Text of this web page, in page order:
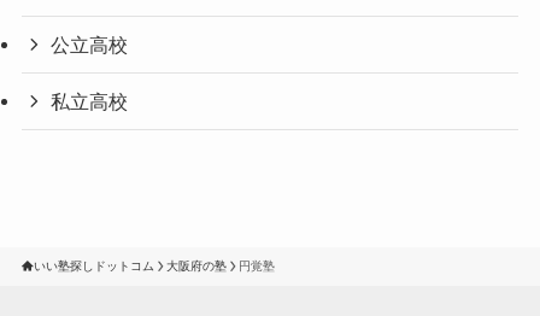
公立高校
私立高校
いい塾探しドットコム 大阪府の塾 円覚塾